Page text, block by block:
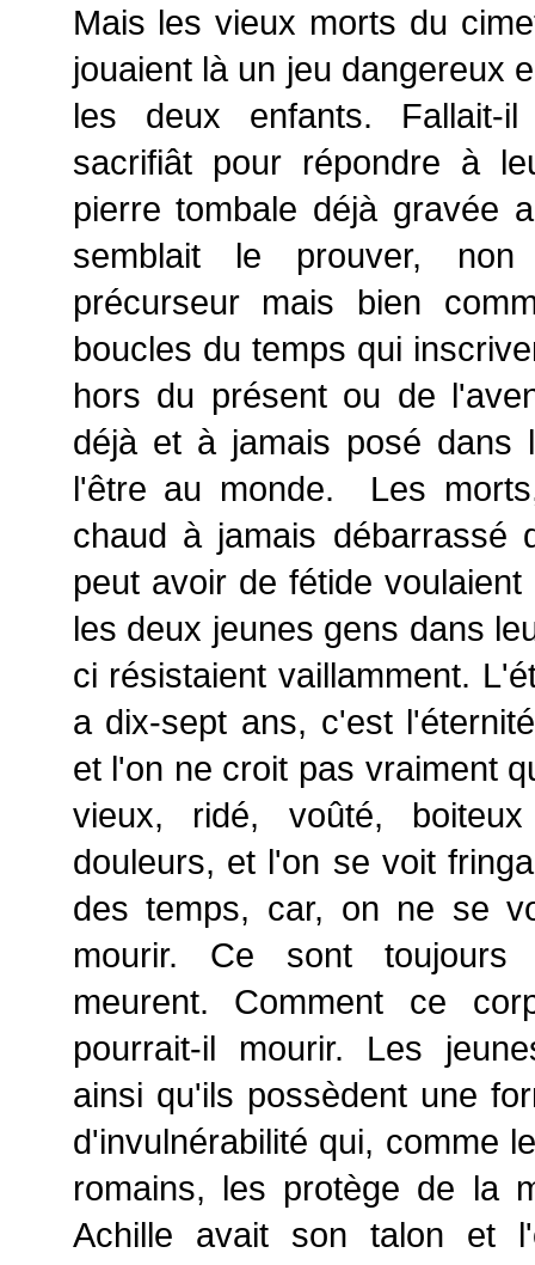
Mais les vieux morts du
jouaient là un jeu dangereux
les deux enfants. Fallait-
sacrifiât pour répondre à
pierre tombale déjà gravée
semblait le prouver, non
précurseur mais bien
boucles du temps qui
hors du présent ou de
déjà et à jamais posé dans
l'être au monde. Les
chaud à jamais débarrassé
peut avoir de fétide
les deux jeunes gens dans
ci résistaient vaillamment.
a dix-sept ans, c'est
et l'on ne croit pas vraiment
vieux, ridé, voûté,
douleurs, et l'on se voit
des temps, car, on ne se
mourir. Ce sont
meurent. Comment ce
pourrait-il mourir. Les
ainsi qu'ils possèdent une
d'invulnérabilité qui, comme
romains, les protège de la
Achille avait son talon et